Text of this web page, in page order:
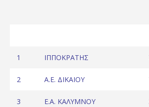
1 ΙΠΠΟΚΡΑΤΗΣ
2 Α.Ε. ΔΙΚΑΙΟΥ
3 E.A. ΚΑΛΥΜΝΟΥ